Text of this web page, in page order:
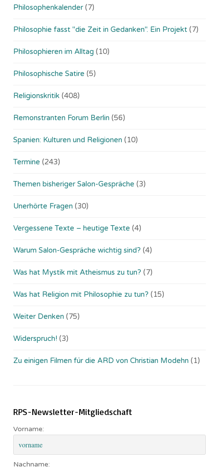
Philosophenkalender (7)
Philosophie fasst "die Zeit in Gedanken". Ein Projekt (7)
Philosophieren im Alltag (10)
Philosophische Satire (5)
Religionskritik (408)
Remonstranten Forum Berlin (56)
Spanien: Kulturen und Religionen (10)
Termine (243)
Themen bisheriger Salon-Gespräche (3)
Unerhörte Fragen (30)
Vergessene Texte – heutige Texte (4)
Warum Salon-Gespräche wichtig sind? (4)
Was hat Mystik mit Atheismus zu tun? (7)
Was hat Religion mit Philosophie zu tun? (15)
Weiter Denken (75)
Widerspruch! (3)
Zu einigen Filmen für die ARD von Christian Modehn (1)
RPS-Newsletter-Mitgliedschaft
Vorname:
Nachname: